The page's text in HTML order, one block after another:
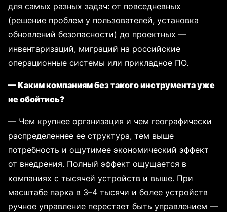
для самых разных задач: от повседневных
(решение проблем у пользователей, установка
обновлений безопасности) до проектных —
инвентаризаций, миграций на российские
операционные системы или прикладное ПО.
— Каким компаниям без такого инструмента уже
не обойтись?
— Чем крупнее организация и чем географически
распределеннее ее структура, тем выше
потребность и ощутимее экономический эффект
от внедрения. Полный эффект ощущается в
компаниях с тысячей устройств и выше. При
масштабе парка в 3–4 тысячи и более устройств
ручное управление перестает быть управлением —